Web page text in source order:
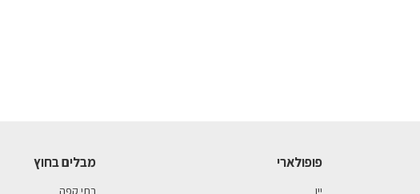
פופולארי
יין
מבלים בחוץ
בתי קפה